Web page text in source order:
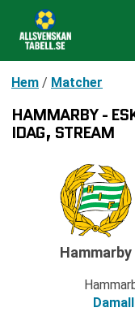
Hem / Matcher
HAMMARBY -
IDAG, STREAM
Hammarby